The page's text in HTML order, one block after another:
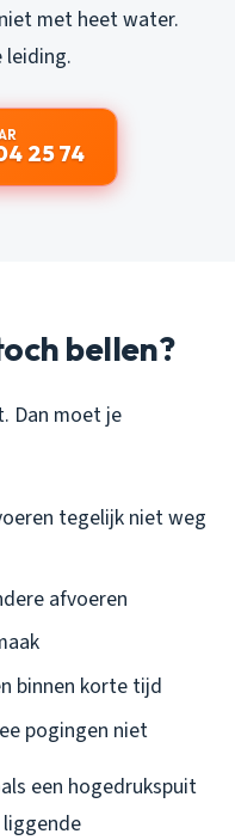
met heet water.
leiding.
25 74
bellen?
Dan moet je
tegelijk niet weg
afvoeren
binnen korte tijd
pogingen niet
een hogedrukspuit